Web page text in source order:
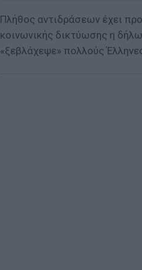
Πλήθος αντιδράσεων έχει
κοινωνικής δικτύωσης η
«ξεβλάχεψε» πολλούς